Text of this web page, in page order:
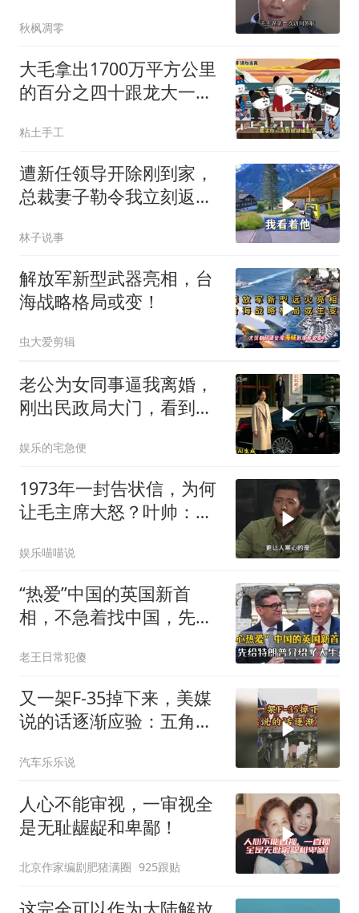
秋枫凋零
大毛拿出1700万平方公里
的百分之四十跟龙大一起
粘土手工
遭新任领导开除刚到家，
总裁妻子勒令我立刻返
林子说事
解放军新型武器亮相，台
海战略格局或变！
虫大爱剪辑
老公为女同事逼我离婚，
刚出民政局大门，看到我
娱乐的宅急便
1973年一封告状信，为何
让毛主席大怒？叶帅：杀
娱乐喵喵说
“热爱”中国的英国新首
相，不急着找中国，先给
老王日常犯傻
又一架F-35掉下来，美媒
说的话逐渐应验：五角大
汽车乐乐说
人心不能审视，一审视全
是无耻龌龊和卑鄙！
北京作家编剧肥猪满圈 925跟贴
这完全可以作为大陆解放